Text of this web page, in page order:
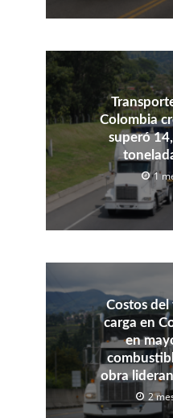
Colombia
superó
1
Costos
carga en
en
obra
2